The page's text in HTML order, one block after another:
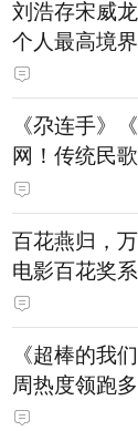
刘浩存宋威
个人最高境
《尕连手》
网！传统民
头”
百花燕归，
电影百花奖
《超棒的
周热度领跑
持助推棒球文